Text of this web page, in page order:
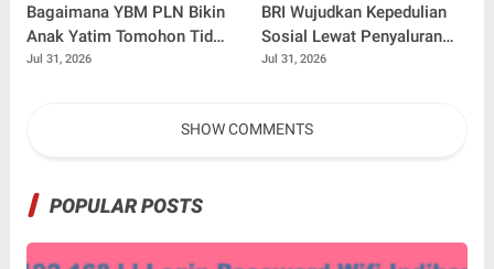
Bagaimana YBM PLN Bikin
Anak Yatim Tomohon Tidak
Tertinggal di Tahun Ajaran
Jul 31, 2026
BRI Wujudkan Kepedulian
Sosial Lewat Penyaluran
Paket Sembako di
Jul 31, 2026
SHOW COMMENTS
POPULAR POSTS